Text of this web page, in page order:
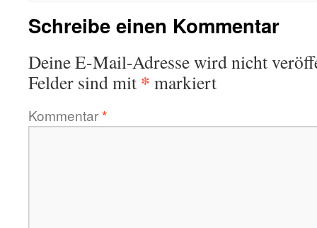
Schreibe einen Kommentar
Deine E-Mail-Adresse wird nicht
Felder sind mit * markiert
Kommentar*